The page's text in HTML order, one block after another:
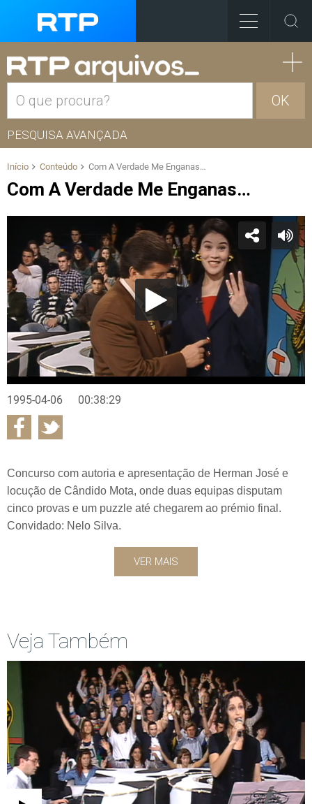
OK
PESQUISA AVANÇADA
Início Conteúdo Com A Verdade Me Enganas…
Com A Verdade Me Enganas…
1995-04-06 00:38:29
Concurso com autoria e apresentação de Herman José e
locução de Cândido Mota, onde duas equipas disputam
cinco provas e um puzzle até chegarem ao prémio final.
Convidado: Nelo Silva.
VER MAIS
Veja Também